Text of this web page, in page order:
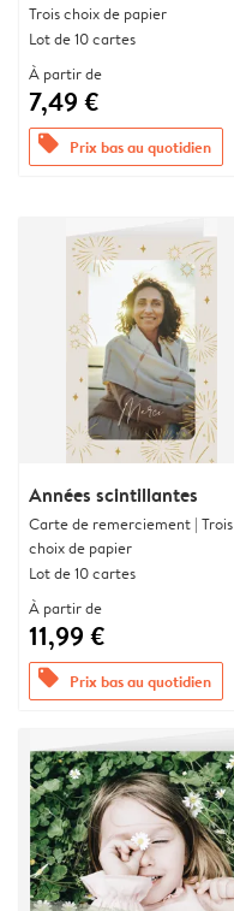
Trois choix de papier
Lot de 10 cartes
À partir de
7,49 €
offers Prix bas au quotidien
Années scintillantes
Carte de remerciement | Trois
choix de papier
Lot de 10 cartes
À partir de
11,99 €
offers Prix bas au quotidien